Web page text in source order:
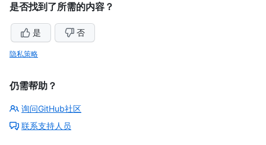
是否找到了所需的内容？
是 否
隐私策略
仍需帮助？
询问GitHub社区
联系支持人员